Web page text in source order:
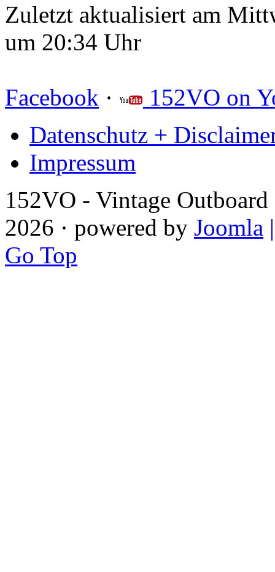
Zuletzt aktualisiert am
um 20:34 Uhr
Facebook ·
152VO on
Datenschutz +
Impressum
152VO - Vintage
2026 · powered by Joomla
Go Top